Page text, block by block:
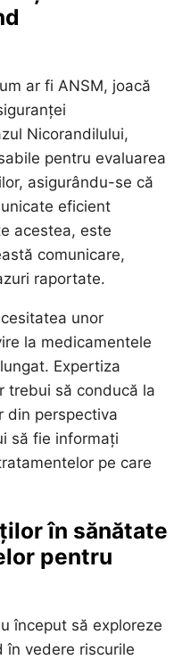
ar fi ANSM, joacă
Nicorandilului,
pentru evaluarea
asigurându-se că
eficient
acestea, este
comunicare,
raportate.
unor
la medicamentele
Expertiza
trebui să conducă la
din perspectiva
să fie informați
pe care
în sănătate
pentru
început să exploreze
în vedere riscurile